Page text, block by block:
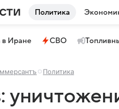
Политика
в Иране СВО
Политика